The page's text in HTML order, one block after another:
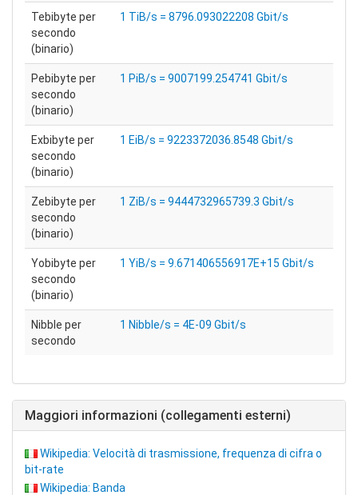
Tebibyte per
secondo
(binario)
1 TiB/s = 8796.093022208 Gbit/s
Pebibyte per
secondo
(binario)
1 PiB/s = 9007199.254741 Gbit/s
Exbibyte per
secondo
(binario)
1 EiB/s = 9223372036.8548 Gbit/s
Zebibyte per
secondo
(binario)
1 ZiB/s = 9444732965739.3 Gbit/s
Yobibyte per
secondo
(binario)
1 YiB/s = 9.671406556917E+15 Gbit/s
Nibble per
secondo
1 Nibble/s = 4E-09 Gbit/s
Maggiori informazioni (collegamenti esterni)
Wikipedia: Velocità di trasmissione, frequenza di cifra o
bit-rate
Wikipedia: Banda